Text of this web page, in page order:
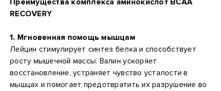
Преимущества комплекса аминокислот BCAA
RECOVERY
1. Мгновенная помощь мышцам
Лейцин стимулирует синтез белка и способствует
росту мышечной массы. Валин ускоряет
восстановление, устраняет чувство усталости в
мышцах и помогает предотвратить их разрушение во